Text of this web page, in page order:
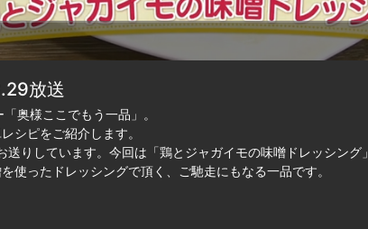
放送
奥様ここでもう一品」。
シピをご紹介します。
りしています。今回は「鶏とジャガイモの味噌ドレッシング」
使ったドレッシングで頂く、ご馳走にもなる一品です。